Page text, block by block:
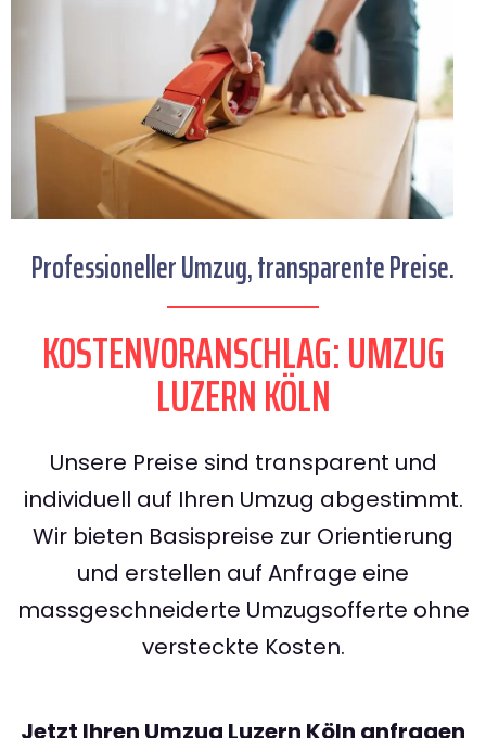
Professioneller Umzug, transparente Preise.
KOSTENVORANSCHLAG: UMZUG
LUZERN KÖLN
Unsere Preise sind transparent und
individuell auf Ihren Umzug abgestimmt.
Wir bieten Basispreise zur Orientierung
und erstellen auf Anfrage eine
massgeschneiderte Umzugsofferte ohne
versteckte Kosten.